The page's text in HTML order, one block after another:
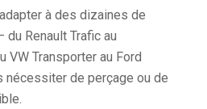
à des dizaines de
Renault Trafic au
VW Transporter au Ford
nécessiter de perçage ou de